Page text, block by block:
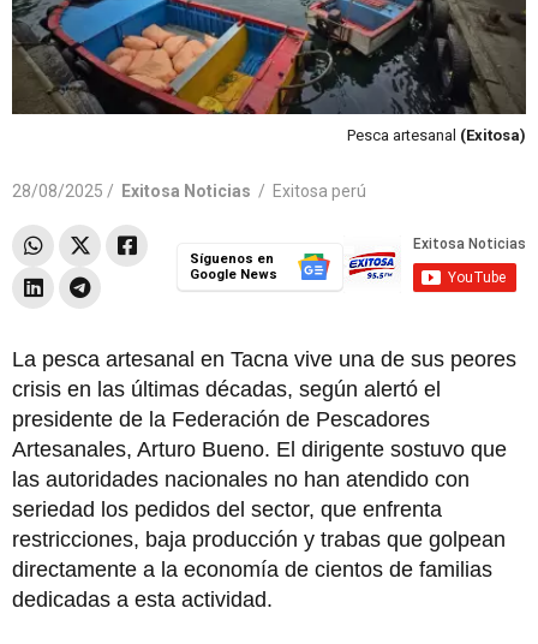
Pesca artesanal (Exitosa)
28/08/2025 / Exitosa Noticias / Exitosa perú
Síguenos en
Google News
La pesca artesanal en Tacna vive una de sus peores
crisis en las últimas décadas, según alertó el
presidente de la Federación de Pescadores
Artesanales, Arturo Bueno. El dirigente sostuvo que
las autoridades nacionales no han atendido con
seriedad los pedidos del sector, que enfrenta
restricciones, baja producción y trabas que golpean
directamente a la economía de cientos de familias
dedicadas a esta actividad.